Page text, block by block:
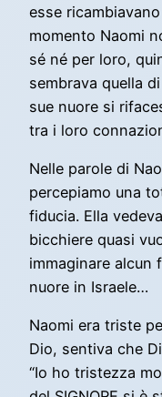
esse
momento Naomi
sé né per loro,
sembrava quella
sue nuore si
tra i loro
Nelle parole di
percepiamo una
fiducia. Ella
bicchiere quasi
immaginare alcun
nuore in Israele…
Naomi era triste
Dio, sentiva che
“Io ho tristezza